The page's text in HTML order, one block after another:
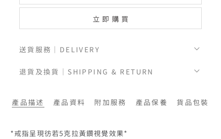
立即購買
送貨服務｜DELIVERY
退貨及換貨｜SHIPPING & RETURN
產品描述 產品資料 附加服務 產品保養 貨品包裝
*戒指呈現彷若5克拉黃鑽視覺效果*